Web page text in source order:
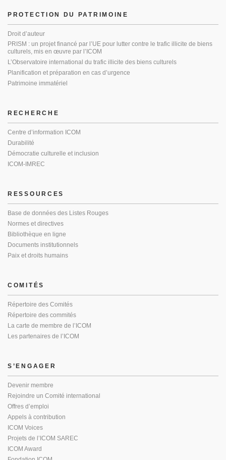
PROTECTION DU PATRIMOINE
Droit d’auteur
PRISM : un projet financé par l’UE pour lutter contre le trafic illicite de biens
culturels, mis en œuvre par l’ICOM
L’Observatoire international du trafic illicite des biens culturels
Planification et préparation en cas d’urgence
Patrimoine immatériel
RECHERCHE
Centre d’information ICOM
Durabilité
Démocratie culturelle et inclusion
ICOM-IMREC
RESSOURCES
Base de données des Listes Rouges
Normes et directives
Bibliothèque en ligne
Documents institutionnels
Paix et droits humains
COMITÉS
Répertoire des Comités
Répertoire des commités
La carte de membre de l’ICOM
Les partenaires de l’ICOM
S’ENGAGER
Devenir membre
Rejoindre un Comité international
Offres d’emploi
Appels à contribution
ICOM Voices
Projets de l’ICOM SAREC
ICOM Award